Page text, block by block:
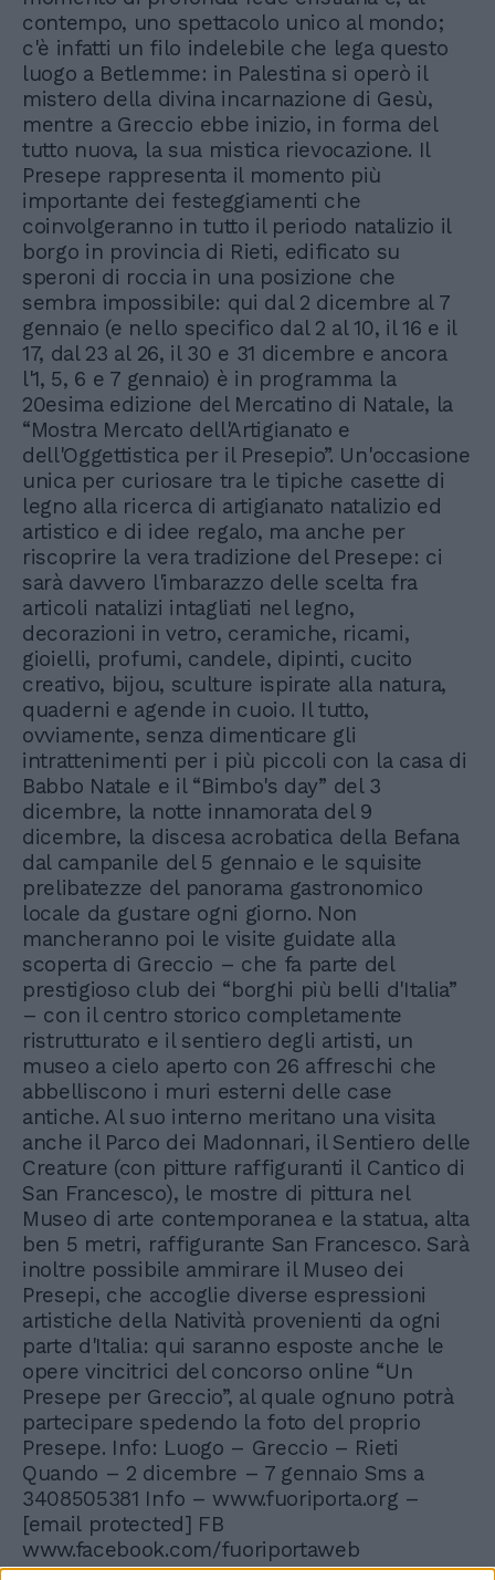
contempo, uno spettacolo unico al mondo;
c'è infatti un filo indelebile che lega questo
luogo a Betlemme: in Palestina si operò il
mistero della divina incarnazione di Gesù,
mentre a Greccio ebbe inizio, in forma del
tutto nuova, la sua mistica rievocazione. Il
Presepe rappresenta il momento più
importante dei festeggiamenti che
coinvolgeranno in tutto il periodo natalizio il
borgo in provincia di Rieti, edificato su
speroni di roccia in una posizione che
sembra impossibile: qui dal 2 dicembre al 7
gennaio (e nello specifico dal 2 al 10, il 16 e il
17, dal 23 al 26, il 30 e 31 dicembre e ancora
l'1, 5, 6 e 7 gennaio) è in programma la
20esima edizione del Mercatino di Natale, la
“Mostra Mercato dell'Artigianato e
dell'Oggettistica per il Presepio”. Un'occasione
unica per curiosare tra le tipiche casette di
legno alla ricerca di artigianato natalizio ed
artistico e di idee regalo, ma anche per
riscoprire la vera tradizione del Presepe: ci
sarà davvero l'imbarazzo delle scelta fra
articoli natalizi intagliati nel legno,
decorazioni in vetro, ceramiche, ricami,
gioielli, profumi, candele, dipinti, cucito
creativo, bijou, sculture ispirate alla natura,
quaderni e agende in cuoio. Il tutto,
ovviamente, senza dimenticare gli
intrattenimenti per i più piccoli con la casa di
Babbo Natale e il “Bimbo's day” del 3
dicembre, la notte innamorata del 9
dicembre, la discesa acrobatica della Befana
dal campanile del 5 gennaio e le squisite
prelibatezze del panorama gastronomico
locale da gustare ogni giorno. Non
mancheranno poi le visite guidate alla
scoperta di Greccio – che fa parte del
prestigioso club dei “borghi più belli d'Italia”
– con il centro storico completamente
ristrutturato e il sentiero degli artisti, un
museo a cielo aperto con 26 affreschi che
abbelliscono i muri esterni delle case
antiche. Al suo interno meritano una visita
anche il Parco dei Madonnari, il Sentiero delle
Creature (con pitture raffiguranti il Cantico di
San Francesco), le mostre di pittura nel
Museo di arte contemporanea e la statua, alta
ben 5 metri, raffigurante San Francesco. Sarà
inoltre possibile ammirare il Museo dei
Presepi, che accoglie diverse espressioni
artistiche della Natività provenienti da ogni
parte d'Italia: qui saranno esposte anche le
opere vincitrici del concorso online “Un
Presepe per Greccio”, al quale ognuno potrà
partecipare spedendo la foto del proprio
Presepe. Info: Luogo – Greccio – Rieti
Quando – 2 dicembre – 7 gennaio Sms a
3408505381 Info – www.fuoriporta.org –
[email protected] FB
www.facebook.com/fuoriportaweb